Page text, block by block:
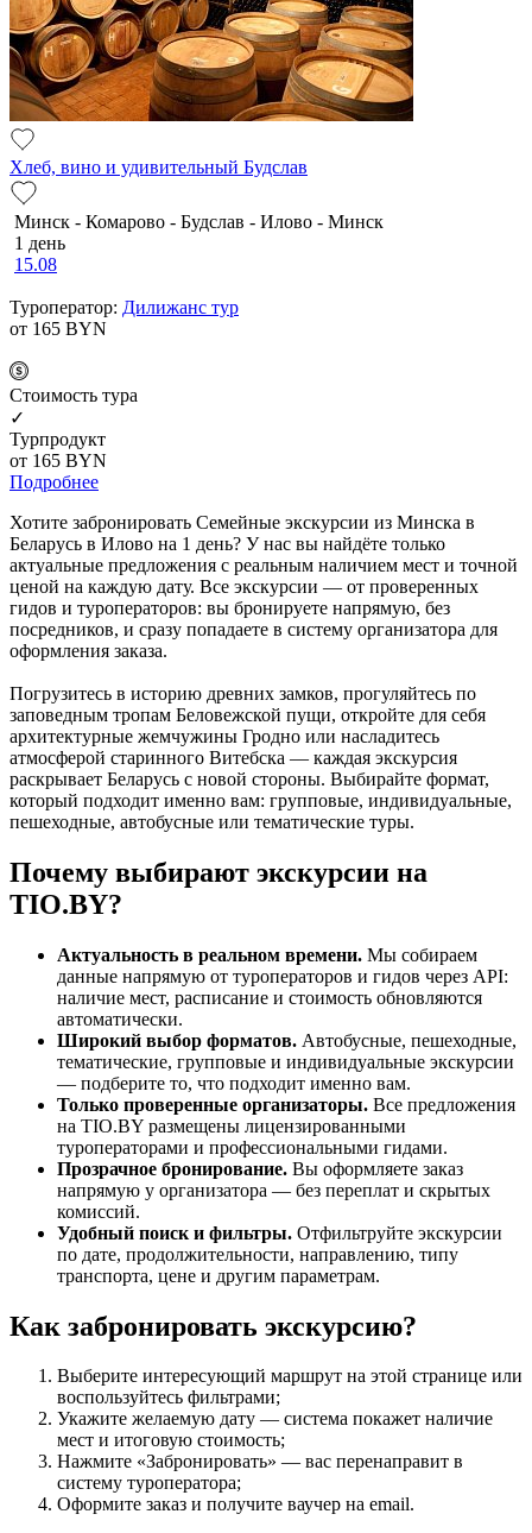
Хлеб, вино и удивительный Будслав
Минск - Комарово - Будслав - Илово - Минск
1 день
15.08
Туроператор: Дилижанс тур
от 165 BYN
Cтоимость тура
✓
Турпродукт
от 165 BYN
Подробнее
Хотите забронировать Семейные экскурсии из Минска в
Беларусь в Илово на 1 день? У нас вы найдёте только
актуальные предложения с реальным наличием мест и точной
ценой на каждую дату. Все экскурсии — от проверенных
гидов и туроператоров: вы бронируете напрямую, без
посредников, и сразу попадаете в систему организатора для
оформления заказа.
Погрузитесь в историю древних замков, прогуляйтесь по
заповедным тропам Беловежской пущи, откройте для себя
архитектурные жемчужины Гродно или насладитесь
атмосферой старинного Витебска — каждая экскурсия
раскрывает Беларусь с новой стороны. Выбирайте формат,
который подходит именно вам: групповые, индивидуальные,
пешеходные, автобусные или тематические туры.
Почему выбирают экскурсии на
TIO.BY?
Актуальность в реальном времени. Мы собираем
данные напрямую от туроператоров и гидов через API:
наличие мест, расписание и стоимость обновляются
автоматически.
Широкий выбор форматов. Автобусные, пешеходные,
тематические, групповые и индивидуальные экскурсии
— подберите то, что подходит именно вам.
Только проверенные организаторы. Все предложения
на TIO.BY размещены лицензированными
туроператорами и профессиональными гидами.
Прозрачное бронирование. Вы оформляете заказ
напрямую у организатора — без переплат и скрытых
комиссий.
Удобный поиск и фильтры. Отфильтруйте экскурсии
по дате, продолжительности, направлению, типу
транспорта, цене и другим параметрам.
Как забронировать экскурсию?
Выберите интересующий маршрут на этой странице или
воспользуйтесь фильтрами;
Укажите желаемую дату — система покажет наличие
мест и итоговую стоимость;
Нажмите «Забронировать» — вас перенаправит в
систему туроператора;
Оформите заказ и получите ваучер на email.